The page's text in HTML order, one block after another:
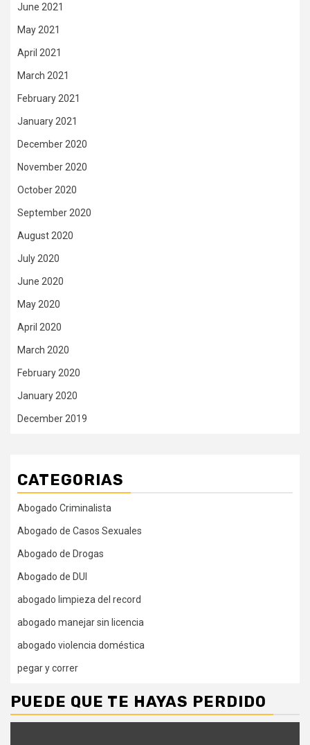
June 2021
May 2021
April 2021
March 2021
February 2021
January 2021
December 2020
November 2020
October 2020
September 2020
August 2020
July 2020
June 2020
May 2020
April 2020
March 2020
February 2020
January 2020
December 2019
CATEGORIAS
Abogado Criminalista
Abogado de Casos Sexuales
Abogado de Drogas
Abogado de DUI
abogado limpieza del record
abogado manejar sin licencia
abogado violencia doméstica
pegar y correr
PUEDE QUE TE HAYAS PERDIDO